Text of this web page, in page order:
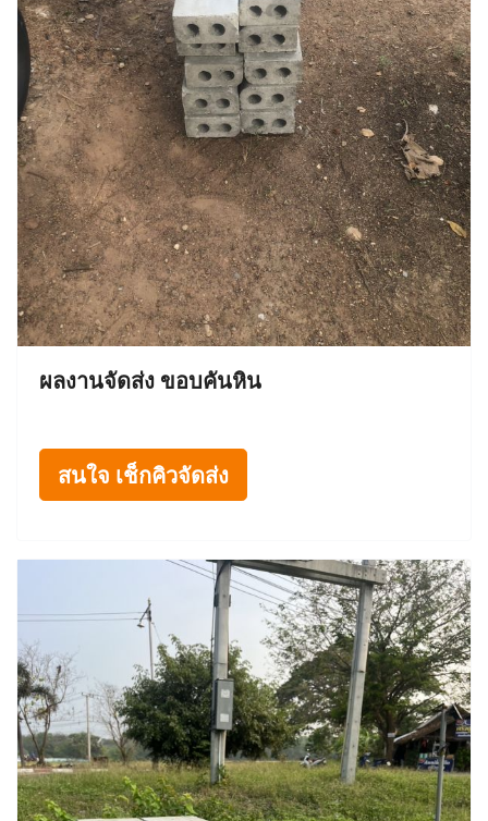
ผลงานจัดส่ง ขอบคันหิน
สนใจ เช็กคิวจัดส่ง